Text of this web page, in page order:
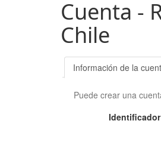
Cuenta -
Chile
Información de la
Puede crear una